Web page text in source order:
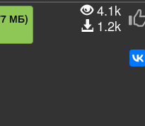
МБ)
4.1k
1.2k